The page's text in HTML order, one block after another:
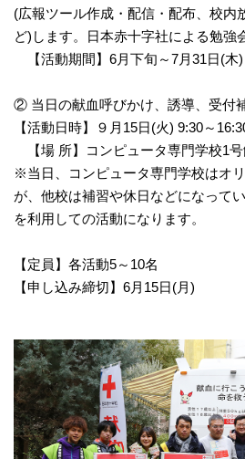
(広報ツール作成・配信・配布、校内
ど)します。日本赤十字社による勉強
【活動期間】6月下旬～7月31日(
② 当日の献血呼びかけ、誘導、受付
【活動日時】９月15日(火) 9:30～
【場 所】コンピュータ専門学校1
※当日、コンピュータ専門学校はオ
が、他校は補習や休日などになって
を利用しての活動になります。
【定員】各活動5～10名
【申し込み締切】6月15日(月)